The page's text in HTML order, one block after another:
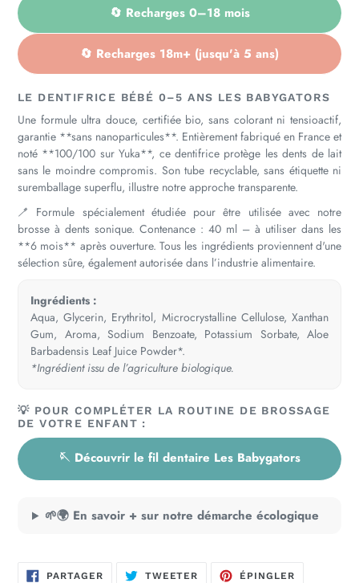
🔄 Recharges 0–18 mois
🔄 Recharges 18m+ (jusqu'à 5 ans)
LE DENTIFRICE BÉBÉ 0–5 ANS LES BABYGATORS
Une formule ultra douce, certifiée bio, sans colorant ni tensioactif,
garantie **sans nanoparticules**. Entièrement fabriqué en France et
noté **100/100 sur Yuka**, ce dentifrice protège les dents de lait
sans le moindre compromis. Son tube recyclable, sans étiquette ni
suremballage superflu, illustre notre approche transparente.
🪥 Formule spécialement étudiée pour être utilisée avec notre
brosse à dents sonique. Contenance : 40 ml – à utiliser dans les
**6 mois** après ouverture. Tous les ingrédients proviennent d'une
sélection sûre, également autorisée dans l’industrie alimentaire.
Ingrédients :
Aqua, Glycerin, Erythritol, Microcrystalline Cellulose, Xanthan
Gum, Aroma, Sodium Benzoate, Potassium Sorbate, Aloe
Barbadensis Leaf Juice Powder*.
*Ingrédient issu de l’agriculture biologique.
💡 POUR COMPLÉTER LA ROUTINE DE BROSSAGE
DE VOTRE ENFANT :
🪡 Découvrir le fil dentaire Les Babygators
🌱🌍 En savoir + sur notre démarche écologique
PARTAGERPARTAGERTWEETER TWEETERÉPINGLER